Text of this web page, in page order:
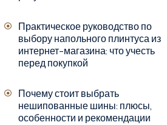
Практическое руководство по
выбору напольного плинтуса из
интернет-магазина: что учесть
перед покупкой
Почему стоит выбрать
нешипованные шины: плюсы,
особенности и рекомендации